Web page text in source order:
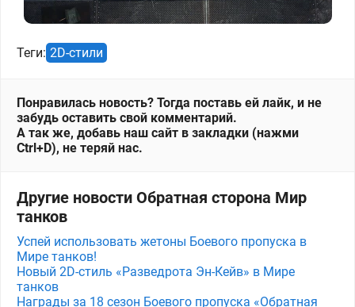
Теги: 2D-стили
Понравилась новость? Тогда поставь ей лайк, и не
забудь оставить свой комментарий.
А так же, добавь наш сайт в закладки (нажми
Ctrl+D), не теряй нас.
Другие новости Обратная сторона Мир
танков
Успей использовать жетоны Боевого пропуска в
Мире танков!
Новый 2D-стиль «Разведрота Эн-Кейв» в Мире
танков
Награды за 18 сезон Боевого пропуска «Обратная